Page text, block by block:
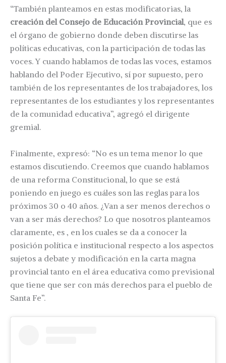
“También planteamos en estas modificatorias, la
creación del Consejo de Educación Provincial, que es
el órgano de gobierno donde deben discutirse las
políticas educativas, con la participación de todas las
voces. Y cuando hablamos de todas las voces, estamos
hablando del Poder Ejecutivo, sí por supuesto, pero
también de los representantes de los trabajadores, los
representantes de los estudiantes y los representantes
de la comunidad educativa”, agregó el dirigente
gremial.
Finalmente, expresó: “No es un tema menor lo que
estamos discutiendo. Creemos que cuando hablamos
de una reforma Constitucional, lo que se está
poniendo en juego es cuáles son las reglas para los
próximos 30 o 40 años. ¿Van a ser menos derechos o
van a ser más derechos? Lo que nosotros planteamos
claramente, es , en los cuales se da a conocer la
posición política e institucional respecto a los aspectos
sujetos a debate y modificación en la carta magna
provincial tanto en el área educativa como previsional
que tiene que ser con más derechos para el pueblo de
Santa Fe”.